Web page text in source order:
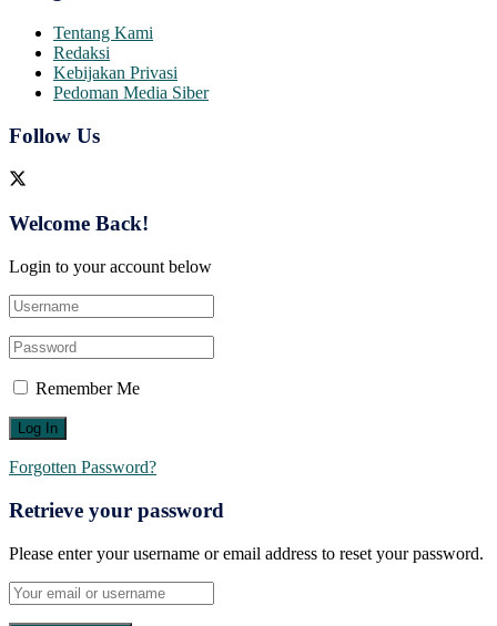
Tentang Kami
Redaksi
Kebijakan Privasi
Pedoman Media Siber
Follow Us
Welcome Back!
Login to your account below
Remember Me
Forgotten Password?
Retrieve your password
Please enter your username or email address to reset your password.